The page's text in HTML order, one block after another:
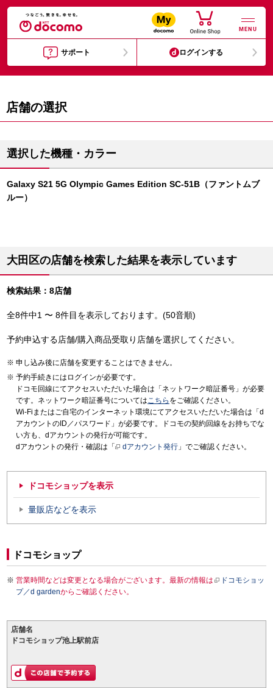
MENU
サポート ログインする
店舗の選択
選択した機種・カラー
Galaxy S21 5G Olympic Games Edition SC-51B（ファントムブ
ルー）
大田区の店舗を検索した結果を表示しています
検索結果：8店舗
全8件中1 〜 8件目を表示しております。(50音順)
予約申込する店舗/購入商品受取り店舗を選択してください。
申し込み後に店舗を変更することはできません。
予約手続きにはログインが必要です。
ドコモ回線にてアクセスいただいた場合は「ネットワーク暗証番号」が必要
です。ネットワーク暗証番号についてはこちら をご確認ください。
Wi-Fiまたはご自宅のインターネット環境にてアクセスいただいた場合は「d
アカウントのID／パスワード」が必要です。ドコモの契約回線をお持ちでな
い方も、dアカウントの発行が可能です。
dアカウントの発行・確認は「
dアカウント発行 」でご確認ください。
ドコモショップを表示
量販店などを表示
ドコモショップ
営業時間などは変更となる場合がございます。最新の情報は
ドコモショッ
プ／d gardenからご確認ください。
店舗名
ドコモショップ池上駅前店